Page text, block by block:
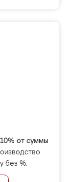
10% от суммы
без %.